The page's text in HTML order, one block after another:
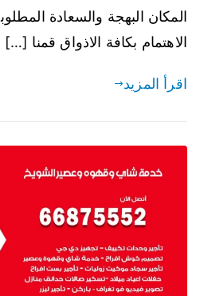
المكان البهجة والسعادة
الاهتمام بكافة الاذواق قمنا […]
اقرأ المزيد